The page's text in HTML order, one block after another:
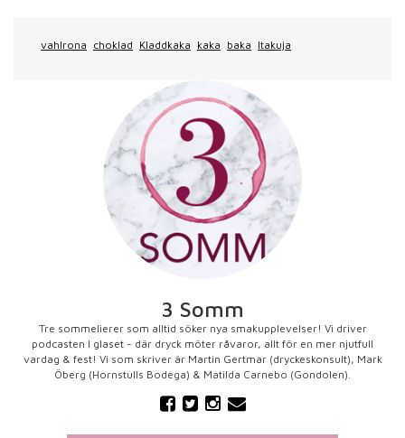
vahlrona choklad Kladdkaka kaka baka Itakuja
3 Somm
Tre sommelierer som alltid söker nya smakupplevelser! Vi driver
podcasten I glaset - där dryck möter råvaror, allt för en mer njutfull
vardag & fest! Vi som skriver är Martin Gertmar (dryckeskonsult), Mark
Öberg (Hornstulls Bodega) & Matilda Carnebo (Gondolen).